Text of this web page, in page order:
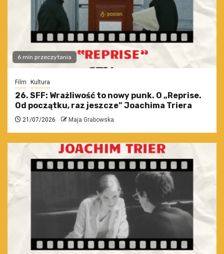
6 min przeczytania
Film Kultura
26. SFF: Wrażliwość to nowy punk. O „Reprise.
Od początku, raz jeszcze” Joachima Triera
21/07/2026 Maja Grabowska